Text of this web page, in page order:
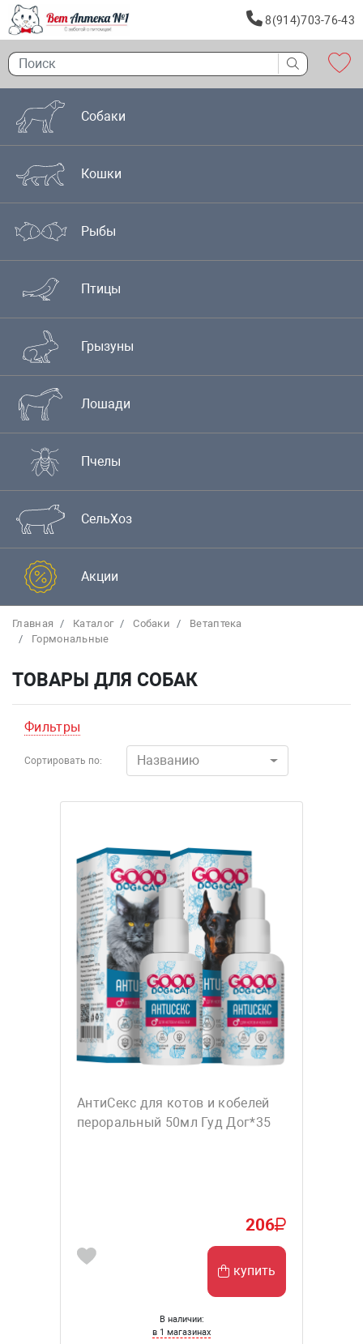
8(914)703-76-43
Собаки
Кошки
Рыбы
Птицы
Грызуны
Лошади
Пчелы
СельХоз
Акции
Главная Каталог Собаки
Bетаптека
Гормональные
ТОВАРЫ ДЛЯ СОБАК
Фильтры
Сортировать по: Названию
АнтиСекс для котов и кобелей
пероральный 50мл Гуд Дог*35
206
купить
В наличии:
в 1 магазинах